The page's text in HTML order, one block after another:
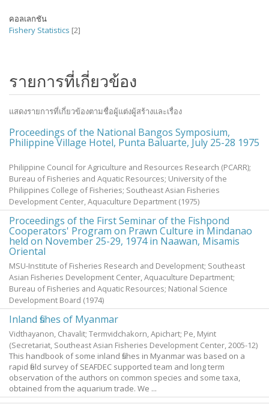
คอลเลกชัน
Fishery Statistics [2]
รายการที่เกี่ยวข้อง
แสดงรายการที่เกี่ยวข้องตามชื่อผู้แต่งผู้สร้างและเรื่อง
Proceedings of the National Bangos Symposium,
Philippine Village Hotel, Punta Baluarte, July 25-28 1975
Philippine Council for Agriculture and Resources Research (PCARR);
Bureau of Fisheries and Aquatic Resources; University of the
Philippines College of Fisheries; Southeast Asian Fisheries
Development Center, Aquaculture Department (1975)
Proceedings of the First Seminar of the Fishpond
Cooperators' Program on Prawn Culture in Mindanao
held on November 25-29, 1974 in Naawan, Misamis
Oriental
MSU-Institute of Fisheries Research and Development; Southeast
Asian Fisheries Development Center, Aquaculture Department;
Bureau of Fisheries and Aquatic Resources; National Science
Development Board (1974)
Inland fishes of Myanmar
Vidthayanon, Chavalit; Termvidchakorn, Apichart; Pe, Myint
(Secretariat, Southeast Asian Fisheries Development Center,2005-12)
This handbook of some inland fishes in Myanmar was based on a
rapid field survey of SEAFDEC supported team and long term
observation of the authors on common species and some taxa,
obtained from the aquarium trade. We ...